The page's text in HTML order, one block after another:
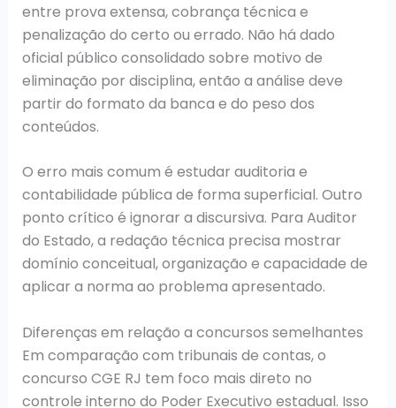
entre prova extensa, cobrança técnica e
penalização do certo ou errado. Não há dado
oficial público consolidado sobre motivo de
eliminação por disciplina, então a análise deve
partir do formato da banca e do peso dos
conteúdos.
O erro mais comum é estudar auditoria e
contabilidade pública de forma superficial. Outro
ponto crítico é ignorar a discursiva. Para Auditor
do Estado, a redação técnica precisa mostrar
domínio conceitual, organização e capacidade de
aplicar a norma ao problema apresentado.
Diferenças em relação a concursos semelhantes
Em comparação com tribunais de contas, o
concurso CGE RJ tem foco mais direto no
controle interno do Poder Executivo estadual. Isso